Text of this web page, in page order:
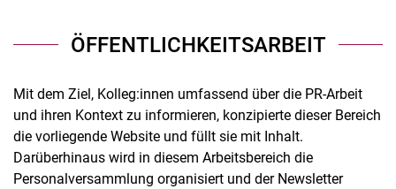
ÖFFENTLICHKEITSARBEIT
Mit dem Ziel, Kolleg:innen umfassend über die PR-Arbeit
und ihren Kontext zu informieren, konzipierte dieser Bereich
die vorliegende Website und füllt sie mit Inhalt.
Darüberhinaus wird in diesem Arbeitsbereich die
Personalversammlung organisiert und der Newsletter